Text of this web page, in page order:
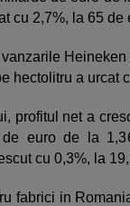
cu 2,7%, la 65 de
vanzarile
hectolitru a urcat
profitul net a
de euro de la
cu 0,3%, la
fabrici in